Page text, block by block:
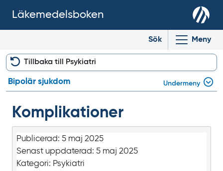
Läkemedelsboken
Sök Meny
Komplikationer
Publicerad: 5 maj 2025
Senast uppdaterad: 5 maj 2025
Kategori: Psykiatri
Tillbaka till Psykiatri
Bipolär sjukdom Undermeny